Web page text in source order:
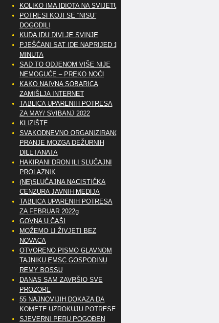
KOLIKO IMA IDIOTA NA SVIJETU?
POTRESI KOJI SE “NISU”
DOGODILI
KUDA IDU DIVLJE SVINJE
PJEŠČANI SAT IDE NAPRIJED 10
MINUTA
SAD TO ODJENOM VIŠE NIJE
NEMOGUĆE – PREKO NOĆI
KAKO NAIVNA SOBARICA
ZAMIŠLJA INTERNET
TABLICA UPARENIH POTRESA
ZA MAY/ SVIBANJ 2022
KLIZIŠTE
SVAKODNEVNO ORGANIZIRANO
PRANJE MOZGA DEŽURNIH
DILETANATA
HAKIRANI DRON ILI SLUČAJNI
PROLAZNIK
(NE)SLUČAJNA NACISTIČKA
CENZURA JAVNIH MEDIJA
TABLICA UPARENIH POTRESA
ZA FEBRUAR 2022g
GOVNA U ČAŠI
MOŽEMO LI ŽIVJETI BEZ
NOVACA
OTVORENO PISMO GLAVNOM
TAJNIKU EMSC GOSPODINU
REMY BOSSU
DANAS SAM ZAVRŠIO SVE
PROZORE
55 NAJNOVIJIH DOKAZA DA
KOMETE UZROKUJU POTRESE
SJEVERNI PERU POGOĐEN